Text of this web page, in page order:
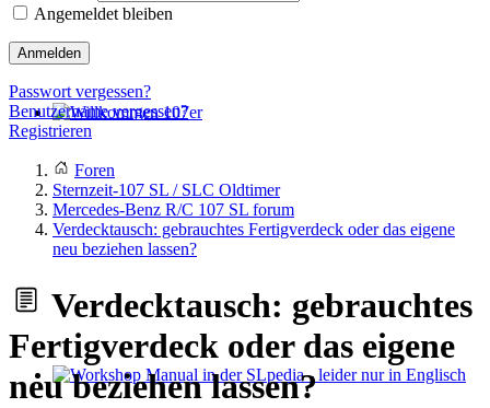
Willkommen 107er
Workshop Manual in der SLpedia - leider nur in Englisch
Angemeldet bleiben
Anmelden
Passwort vergessen?
Benutzername vergessen?
Registrieren
Foren
Sternzeit-107 SL / SLC Oldtimer
Mercedes-Benz R/C 107 SL forum
Verdecktausch: gebrauchtes Fertigverdeck oder das eigene
neu beziehen lassen?
Verdecktausch: gebrauchtes
Fertigverdeck oder das eigene
neu beziehen lassen?